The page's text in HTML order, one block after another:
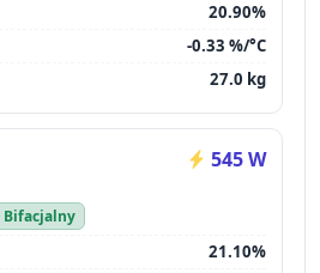
20.90%
-0.33 %/°C
27.0 kg
545 W
Bifacjalny
21.10%